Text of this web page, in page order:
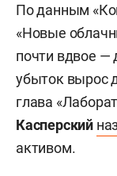
По данным
«Новые
почти вдвое —
убыток вырос
глава
Касперский
активом.